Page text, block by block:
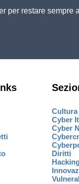
per restare sempre
Cultura
Cyber
Cyber
Diritti